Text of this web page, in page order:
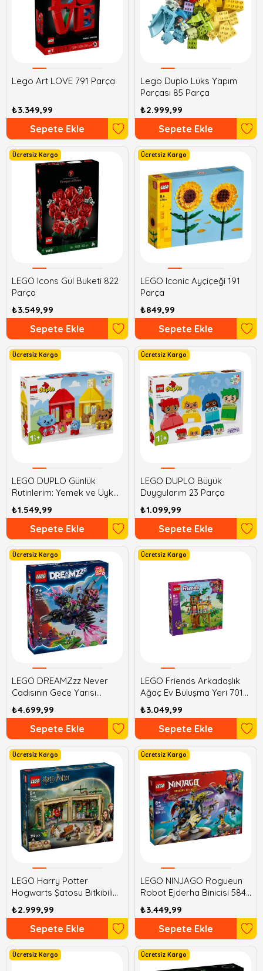
Lego Art LOVE 791 Parça
₺3.349,99
Sepete Ekle
Lego Duplo Lüks Yapım
Parçası 85 Parça
₺2.999,99
Sepete Ekle
LEGO Icons Gül Buketi 822
Parça
₺3.549,99
Ücretsiz Kargo
Sepete Ekle
LEGO Iconic Ayçiçeği 191
Parça
₺849,99
Ücretsiz Kargo
Sepete Ekle
LEGO DUPLO Günlük
Rutinlerim: Yemek ve Uyku
Zamanı 28 Parça
₺1.549,99
Ücretsiz Kargo
Sepete Ekle
LEGO DUPLO Büyük
Duygularım 23 Parça
₺1.099,99
Ücretsiz Kargo
Sepete Ekle
LEGO DREAMZzz Never
Cadısının Gece Yarısı
Kuzgunu 1203 Parça
₺4.699,99
Ücretsiz Kargo
Sepete Ekle
LEGO Friends Arkadaşlık
Ağaç Ev Buluşma Yeri 701
Parça
₺3.049,99
Ücretsiz Kargo
Sepete Ekle
LEGO Harry Potter
Hogwarts Şatosu Bitkibilim
Dersi 390 Parça
₺2.999,99
Ücretsiz Kargo
Sepete Ekle
LEGO NINJAGO Rogueun
Robot Ejderha Binicisi 584
Parça
₺3.449,99
Ücretsiz Kargo
Sepete Ekle
Ücretsiz Kargo Ücretsiz Kargo